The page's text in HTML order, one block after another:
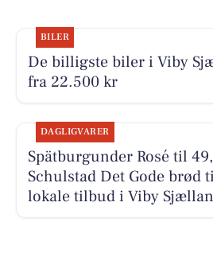
BILER
De billigste biler i Viby
fra 22.500 kr
DAGLIGVARER
Spätburgunder Rosé til
Schulstad Det Gode brød
lokale tilbud i Viby